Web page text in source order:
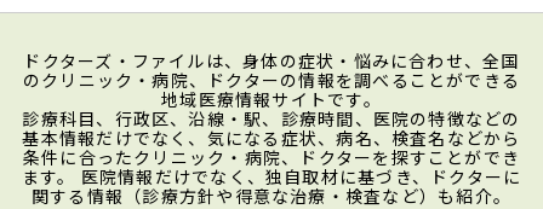
ドクターズ・ファイルは、身体の症状・悩みに合わせ、全国
のクリニック・病院、ドクターの情報を調べることができる
地域医療情報サイトです。
診療科目、行政区、沿線・駅、診療時間、医院の特徴などの
基本情報だけでなく、気になる症状、病名、検査名などから
条件に合ったクリニック・病院、ドクターを探すことができ
ます。 医院情報だけでなく、独自取材に基づき、ドクターに
関する情報（診療方針や得意な治療・検査など）も紹介。